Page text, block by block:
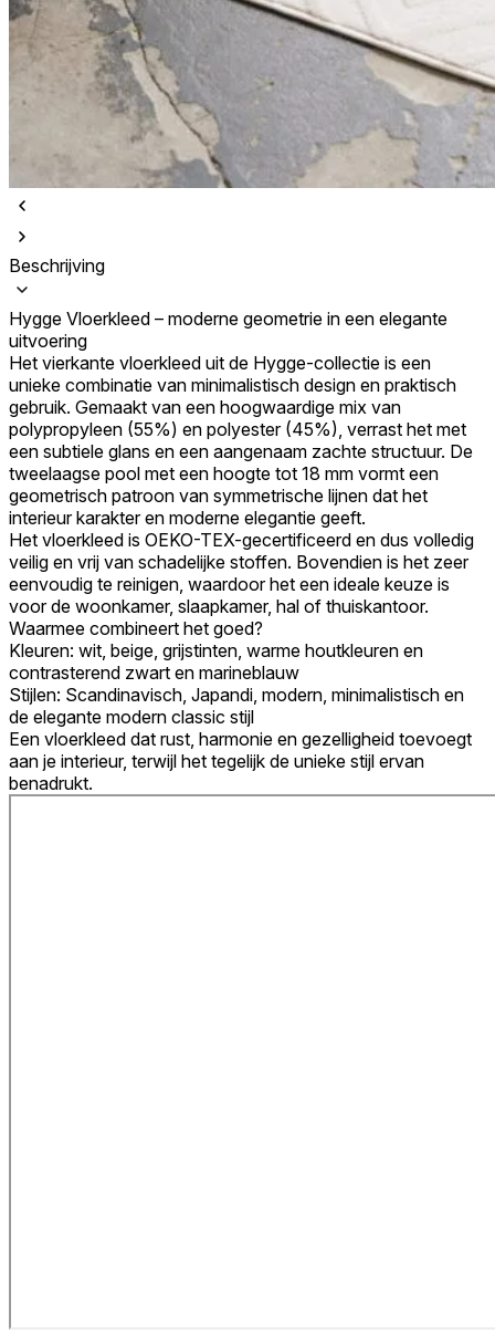
Beschrijving
Hygge Vloerkleed – moderne geometrie in een elegante
uitvoering
Het vierkante vloerkleed uit de Hygge-collectie is een
unieke combinatie van minimalistisch design en praktisch
gebruik. Gemaakt van een hoogwaardige mix van
polypropyleen (55%) en polyester (45%), verrast het met
een subtiele glans en een aangenaam zachte structuur. De
tweelaagse pool met een hoogte tot 18 mm vormt een
geometrisch patroon van symmetrische lijnen dat het
interieur karakter en moderne elegantie geeft.
Het vloerkleed is OEKO-TEX-gecertificeerd en dus volledig
veilig en vrij van schadelijke stoffen. Bovendien is het zeer
eenvoudig te reinigen, waardoor het een ideale keuze is
voor de woonkamer, slaapkamer, hal of thuiskantoor.
Waarmee combineert het goed?
Kleuren: wit, beige, grijstinten, warme houtkleuren en
contrasterend zwart en marineblauw
Stijlen: Scandinavisch, Japandi, modern, minimalistisch en
de elegante modern classic stijl
Een vloerkleed dat rust, harmonie en gezelligheid toevoegt
aan je interieur, terwijl het tegelijk de unieke stijl ervan
benadrukt.